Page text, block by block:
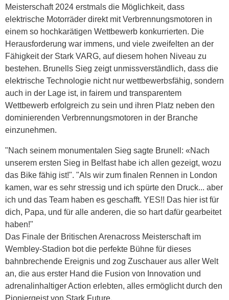
Meisterschaft 2024 erstmals die Möglichkeit, dass
elektrische Motorräder direkt mit Verbrennungsmotoren in
einem so hochkarätigen Wettbewerb konkurrierten. Die
Herausforderung war immens, und viele zweifelten an der
Fähigkeit der Stark VARG, auf diesem hohen Niveau zu
bestehen. Brunells Sieg zeigt unmissverständlich, dass die
elektrische Technologie nicht nur wettbewerbsfähig, sondern
auch in der Lage ist, in fairem und transparentem
Wettbewerb erfolgreich zu sein und ihren Platz neben den
dominierenden Verbrennungsmotoren in der Branche
einzunehmen.
"Nach seinem monumentalen Sieg sagte Brunell: «Nach
unserem ersten Sieg in Belfast habe ich allen gezeigt, wozu
das Bike fähig ist!". "Als wir zum finalen Rennen in London
kamen, war es sehr stressig und ich spürte den Druck... aber
ich und das Team haben es geschafft. YES!! Das hier ist für
dich, Papa, und für alle anderen, die so hart dafür gearbeitet
haben!"
Das Finale der Britischen Arenacross Meisterschaft im
Wembley-Stadion bot die perfekte Bühne für dieses
bahnbrechende Ereignis und zog Zuschauer aus aller Welt
an, die aus erster Hand die Fusion von Innovation und
adrenalinhaltiger Action erlebten, alles ermöglicht durch den
Pioniergeist von Stark Future.